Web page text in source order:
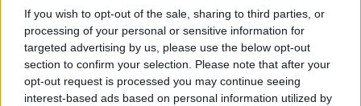
If you wish to opt-out of the sale, sharing to third parties, or
processing of your personal or sensitive information for
targeted advertising by us, please use the below opt-out
section to confirm your selection. Please note that after your
opt-out request is processed you may continue seeing
interest-based ads based on personal information utilized by
Όλα καλά για το... ελικοδρόμιο
Σαρακήνικο: Χειριστής και ιδιοκτήτης
έστειλαν δικηγόρο και «κινδυνεύουν»
με ένα πρόστιμο
10.08.2026, 11:46 115